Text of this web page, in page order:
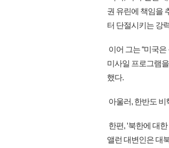
권 유린에 책임을
터 단절시키는 강
이어 그는 “미국
미사일 프로그램
했다.
아울러, 한반도
한편, ‘북한에 대
앨런 대변인은 대